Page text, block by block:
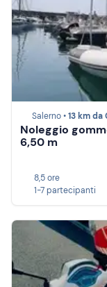
Salerno •13 km
Noleggio
6,50 m
8,5 ore
1-7 partecipanti